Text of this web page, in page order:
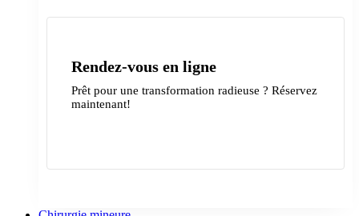
Rendez-vous en ligne
Prêt pour une transformation radieuse ? Réservez
maintenant!